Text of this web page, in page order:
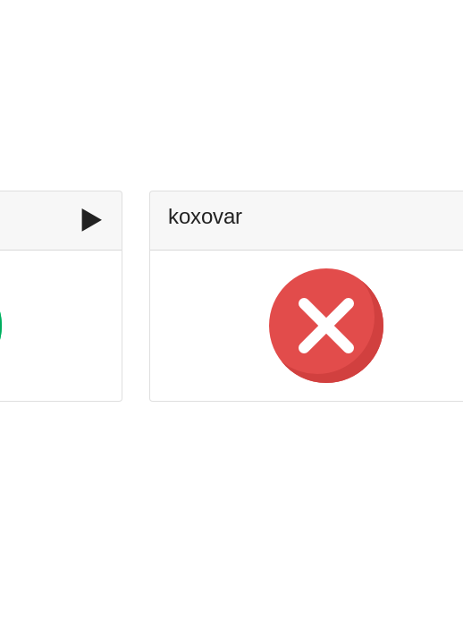
▶️ koxovar